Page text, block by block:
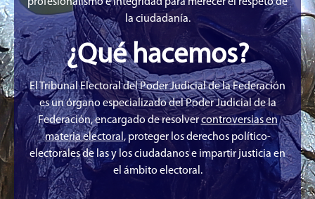
la ciudadanía.
¿Qué hacemos?
El Tribunal Electoral del Poder Judicial de la Federación
es un órgano especializado del Poder Judicial de la
Federación, encargado de resolvercontroversias en
materia electoral , proteger los derechos político-
electorales de las y los ciudadanos e impartir justicia en
el ámbito electoral.